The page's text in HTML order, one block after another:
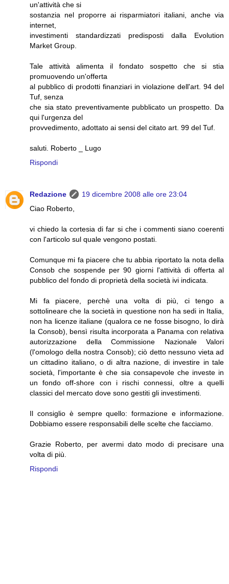
un'attività che si
sostanzia nel proporre ai risparmiatori italiani, anche via
internet,
investimenti standardizzati predisposti dalla Evolution
Market Group.
Tale attività alimenta il fondato sospetto che si stia
promuovendo un'offerta
al pubblico di prodotti finanziari in violazione dell'art. 94 del
Tuf, senza
che sia stato preventivamente pubblicato un prospetto. Da
qui l'urgenza del
provvedimento, adottato ai sensi del citato art. 99 del Tuf.
saluti. Roberto _ Lugo
Rispondi
Redazione
19 dicembre 2008 alle ore 23:04
Ciao Roberto,
vi chiedo la cortesia di far si che i commenti siano coerenti
con l'articolo sul quale vengono postati.
Comunque mi fa piacere che tu abbia riportato la nota della
Consob che sospende per 90 giorni l'attività di offerta al
pubblico del fondo di proprietà della società ivi indicata.
Mi fa piacere, perchè una volta di più, ci tengo a
sottolineare che la società in questione non ha sedi in Italia,
non ha licenze italiane (qualora ce ne fosse bisogno, lo dirà
la Consob), bensì risulta incorporata a Panama con relativa
autorizzazione della Commissione Nazionale Valori
(l'omologo della nostra Consob); ciò detto nessuno vieta ad
un cittadino italiano, o di altra nazione, di investire in tale
società, l'importante è che sia consapevole che investe in
un fondo off-shore con i rischi connessi, oltre a quelli
classici del mercato dove sono gestiti gli investimenti.
Il consiglio è sempre quello: formazione e informazione.
Dobbiamo essere responsabili delle scelte che facciamo.
Grazie Roberto, per avermi dato modo di precisare una
volta di più.
Rispondi